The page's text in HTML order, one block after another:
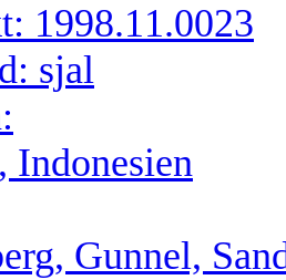
1998.11.0023
sjal
Indonesien
Gunnel,